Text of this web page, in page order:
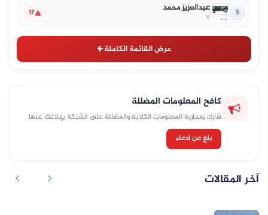
5 عبدالعزيز محمد
X
17
عرض القائمة الكاملة
كافح المعلومات المضللة
شارك بمحاربة المعلومات الكاذبة والمضللة على الشبكة بإبلاغك عنها.
بلغ عن ادعاء
آخر المقالات